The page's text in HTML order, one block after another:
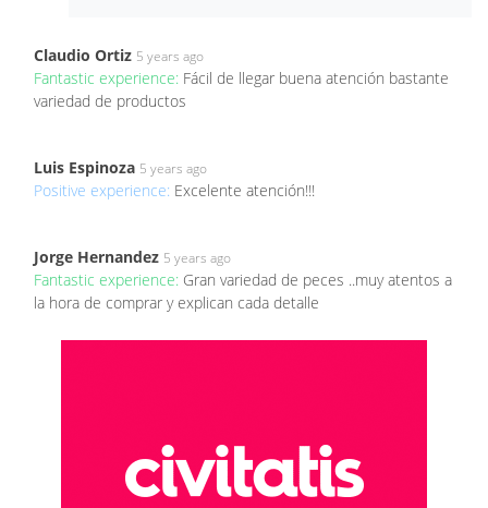
Claudio Ortiz 5 years ago
Fantastic experience: Fácil de llegar buena atención bastante
variedad de productos
Luis Espinoza 5 years ago
Positive experience: Excelente atención!!!
Jorge Hernandez 5 years ago
Fantastic experience: Gran variedad de peces ..muy atentos a
la hora de comprar y explican cada detalle